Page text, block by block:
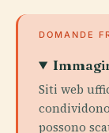
DOMANDE
Siti web
possono